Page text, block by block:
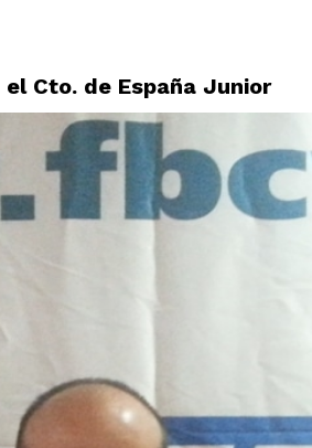
Cto. de España Junior